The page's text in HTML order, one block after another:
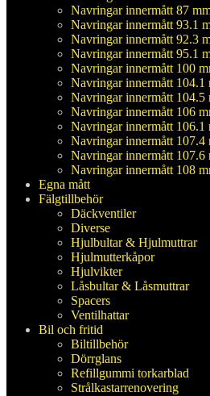
Navringar innermått 87
Navringar innermått 93.1
Navringar innermått 92.3
Navringar innermått 95.1
Navringar innermått 100
Navringar innermått 104.1
Navringar innermått 104.5
Navringar innermått 106
Navringar innermått 106.1
Navringar innermått 107.4
Navringar innermått 107.6
Navringar innermått 108
Egna mått
Fälgtillbehör
Däckventiler
Diverse
Hjulbultar & Hjulmuttrar
Hjulmutterkåpor
Hjulvikter
Låsbultar & Låsmuttrar
Spacers
Ventilhattar
Bil och fritid
Biltillbehör
Dörrglans
Refillgummi torkarblad
Strålkastarrenovering